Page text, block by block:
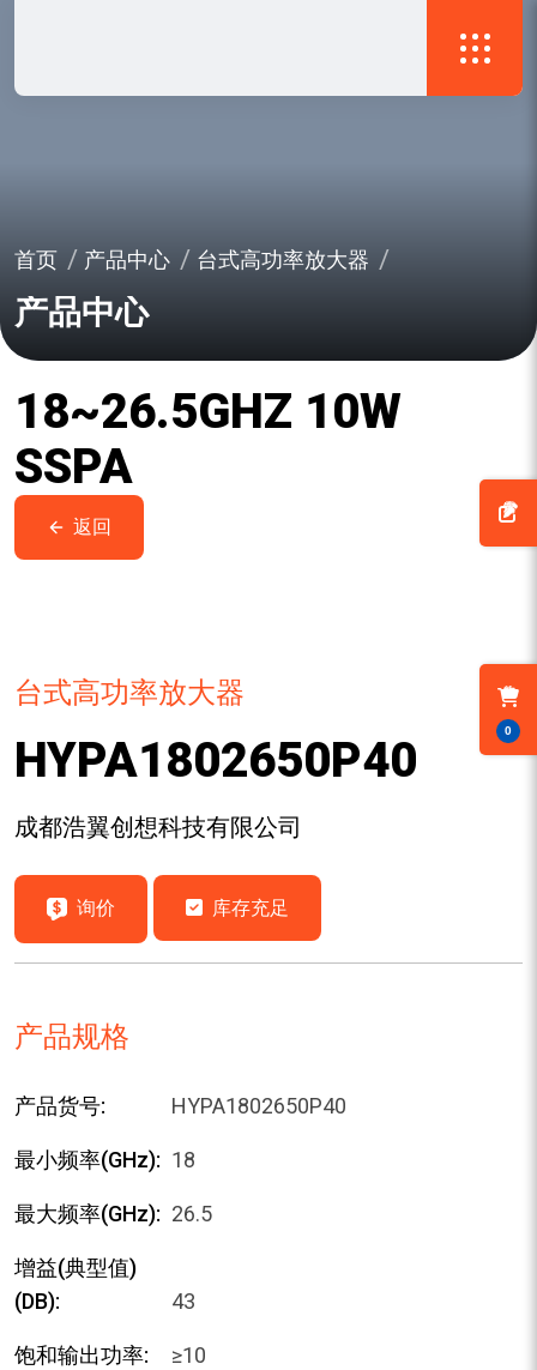
首页 产品中心 台式高功率放大器
产品中心
18~26.5GHZ 10W
SSPA
返回
台式高功率放大器
HYPA1802650P40
成都浩翼创想科技有限公司
询价 库存充足
产品规格
产品货号: HYPA1802650P40
最小频率(GHz): 18
最大频率(GHz): 26.5
增益(典型值)
(dB):
43
饱和输出功率: ≥10
0